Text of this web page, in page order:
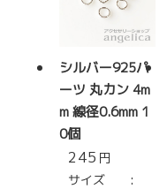
シルバー925パ
ーツ 丸カン 4m
m 線径0.6mm 1
0個
245 円
サイズ :